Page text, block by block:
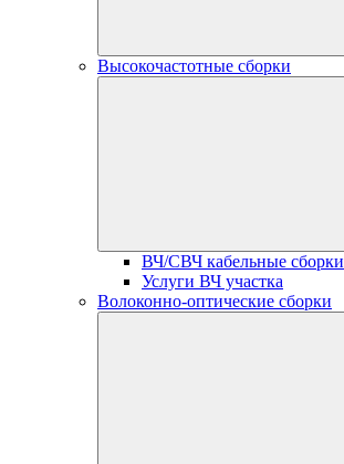
Высокочастотные сборки
ВЧ/СВЧ кабельные сборки
Услуги ВЧ участка
Волоконно-оптические сборки